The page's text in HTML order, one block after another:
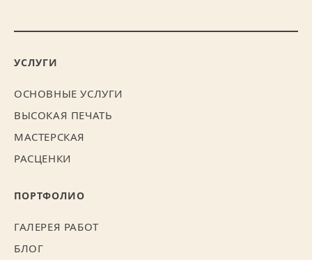
УСЛУГИ
ОСНОВНЫЕ УСЛУГИ
ВЫСОКАЯ ПЕЧАТЬ
МАСТЕРСКАЯ
РАСЦЕНКИ
ПОРТФОЛИО
ГАЛЕРЕЯ РАБОТ
БЛОГ